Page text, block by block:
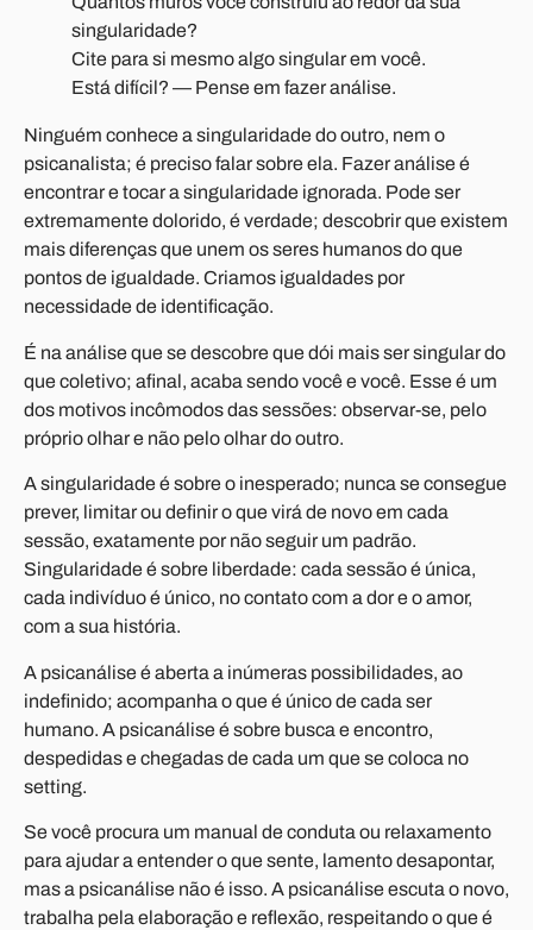
singularidade?
Cite para si mesmo algo singular em você.
Está difícil? — Pense em fazer análise.
Ninguém conhece a singularidade do outro, nem o
psicanalista; é preciso falar sobre ela. Fazer análise é
encontrar e tocar a singularidade ignorada. Pode ser
extremamente dolorido, é verdade; descobrir que existem
mais diferenças que unem os seres humanos do que
pontos de igualdade. Criamos igualdades por
necessidade de identificação.
É na análise que se descobre que dói mais ser singular do
que coletivo; afinal, acaba sendo você e você. Esse é um
dos motivos incômodos das sessões: observar-se, pelo
próprio olhar e não pelo olhar do outro.
A singularidade é sobre o inesperado; nunca se consegue
prever, limitar ou definir o que virá de novo em cada
sessão, exatamente por não seguir um padrão.
Singularidade é sobre liberdade: cada sessão é única,
cada indivíduo é único, no contato com a dor e o amor,
com a sua história.
A psicanálise é aberta a inúmeras possibilidades, ao
indefinido; acompanha o que é único de cada ser
humano. A psicanálise é sobre busca e encontro,
despedidas e chegadas de cada um que se coloca no
setting.
Se você procura um manual de conduta ou relaxamento
para ajudar a entender o que sente, lamento desapontar,
mas a psicanálise não é isso. A psicanálise escuta o novo,
trabalha pela elaboração e reflexão, respeitando o que é